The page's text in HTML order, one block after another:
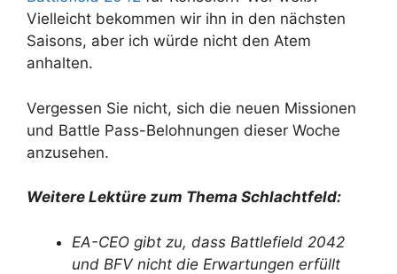
Vielleicht bekommen wir ihn in den nächsten
Saisons, aber ich würde nicht den Atem
anhalten.
Vergessen Sie nicht, sich die neuen Missionen
und Battle Pass-Belohnungen dieser Woche
anzusehen.
Weitere Lektüre zum Thema Schlachtfeld:
EA-CEO gibt zu, dass Battlefield 2042
und BFV nicht die Erwartungen erfüllt